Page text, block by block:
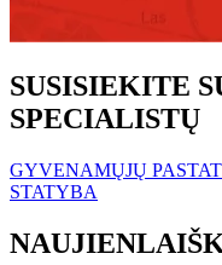
SUSISIEKITE
SPECIALISTŲ
GYVENAMŲJŲ
STATYBA